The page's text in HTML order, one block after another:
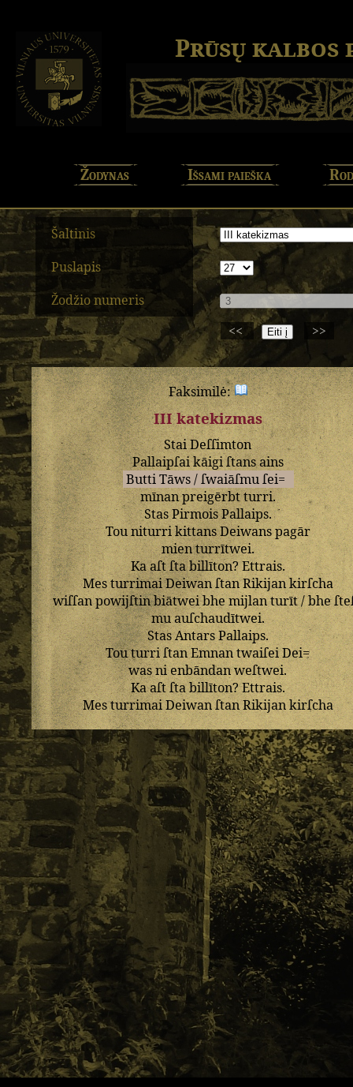
Prūsų kalbos
Žodynas Išsami paieška
Šaltinis
Puslapis
Žodžio numeris
<<
>>
Faksimilė:
III katekizmas
Stai Deſſimton
Pallaipſaikāigiſtansains
Butti Tāws/ſwaiāſmu ſei=
mīnanpreigērbtturri.
StasPirmoisPallaips.
TouniturrikittansDeiwanspagār
mienturrītwei.
Kaaſtſtabillīton?Ettrais.
MesturrimaiDeiwanſtanRikijankirſcha
wiſſanpowijſtinbiātwei bhemijlan turīt/bhe
muauſchaudītwei.
StasAntarsPallaips.
TouturriſtanEmnan twaiſei Dei=
wasni enbāndanweſtwei.
Kaaſtſtabillīton?Ettrais.
MesturrimaiDeiwanſtanRikijankirſcha